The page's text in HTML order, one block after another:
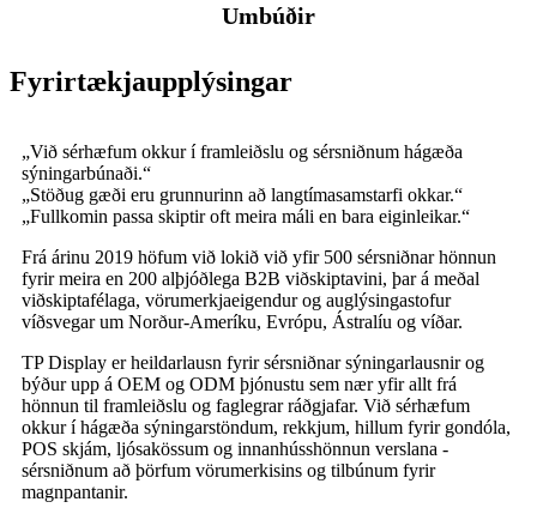
Umbúðir
Fyrirtækjaupplýsingar
„Við sérhæfum okkur í framleiðslu og sérsniðnum hágæða
sýningarbúnaði.“
„Stöðug gæði eru grunnurinn að langtímasamstarfi okkar.“
„Fullkomin passa skiptir oft meira máli en bara eiginleikar.“
Frá árinu 2019 höfum við lokið við yfir 500 sérsniðnar hönnun
fyrir meira en 200 alþjóðlega B2B viðskiptavini, þar á meðal
viðskiptafélaga, vörumerkjaeigendur og auglýsingastofur
víðsvegar um Norður-Ameríku, Evrópu, Ástralíu og víðar.
TP Display er heildarlausn fyrir sérsniðnar sýningarlausnir og
býður upp á OEM og ODM þjónustu sem nær yfir allt frá
hönnun til framleiðslu og faglegrar ráðgjafar. Við sérhæfum
okkur í hágæða sýningarstöndum, rekkjum, hillum fyrir gondóla,
POS skjám, ljósakössum og innanhússhönnun verslana -
sérsniðnum að þörfum vörumerkisins og tilbúnum fyrir
magnpantanir.